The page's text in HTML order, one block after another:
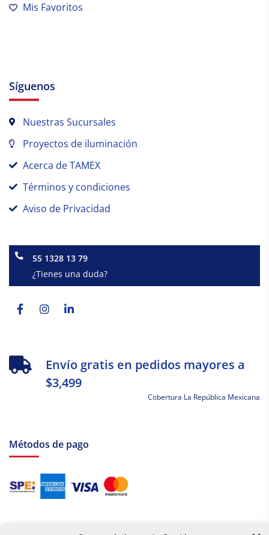
Mis Favoritos
Síguenos
Nuestras Sucursales
Proyectos de iluminación
Acerca de TAMEX
Términos y condiciones
Aviso de Privacidad
55 1328 13 79
¿Tienes una duda?
f
Envío gratis en pedidos mayores a
$3,499
Cobertura La República Mexicana
Métodos de pago